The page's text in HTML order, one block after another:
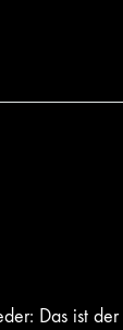
Das ist der